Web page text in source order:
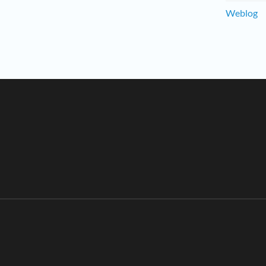
Weblog